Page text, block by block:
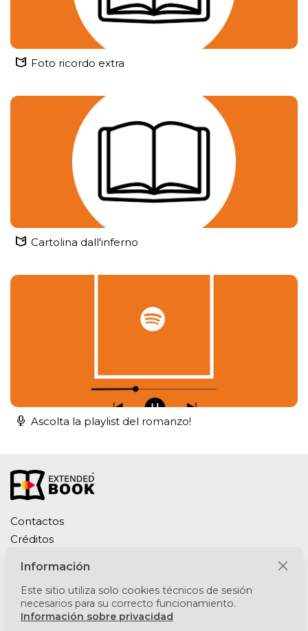
Foto ricordo extra
Cartolina dall'inferno
Ascolta la playlist del romanzo!
Contactos
Créditos
Política de cookies
Puntomedia srl
Via Lesmi 6 - 20123 Milano
Información
Este sitio utiliza solo cookies técnicos de sesión
necesarios para su correcto funcionamiento.
Información sobre privacidad